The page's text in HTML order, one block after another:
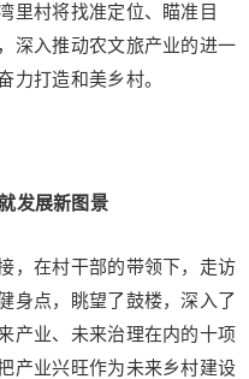
里村将找准定位、瞄准目
深入推动农文旅产业的进一
力打造和美乡村。
发展新图景
，在村干部的带领下，走访
身点，眺望了鼓楼，深入了
产业、未来治理在内的十项
产业兴旺作为未来乡村建设